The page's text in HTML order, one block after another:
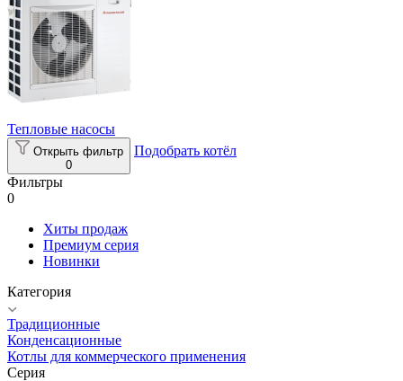
Тепловые насосы
Открыть фильтр
0
Подобрать котёл
Фильтры
0
Хиты продаж
Премиум серия
Новинки
Категория
Традиционные
Конденсационные
Котлы для коммерческого применения
Серия